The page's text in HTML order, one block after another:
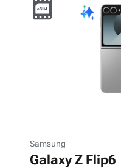
Samsung
Galaxy Z Flip6